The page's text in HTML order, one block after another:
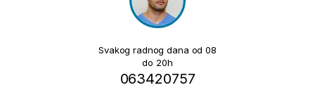
Svakog radnog dana od 08
do 20h
063420757